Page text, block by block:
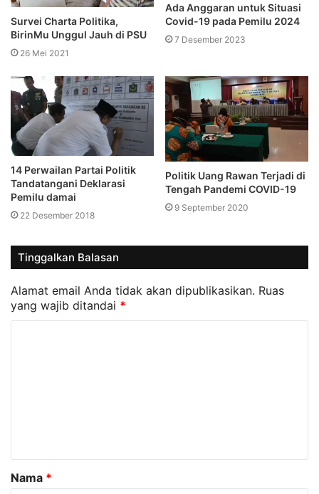
Survei Charta Politika,
BirinMu Unggul Jauh di PSU
26 Mei 2021
Ada Anggaran untuk Situasi
Covid-19 pada Pemilu 2024
7 Desember 2023
14 Perwailan Partai Politik
Tandatangani Deklarasi
Pemilu damai
22 Desember 2018
Politik Uang Rawan Terjadi di
Tengah Pandemi COVID-19
9 September 2020
Tinggalkan Balasan
Alamat email Anda tidak akan dipublikasikan. Ruas
yang wajib ditandai *
a
r
Nama *